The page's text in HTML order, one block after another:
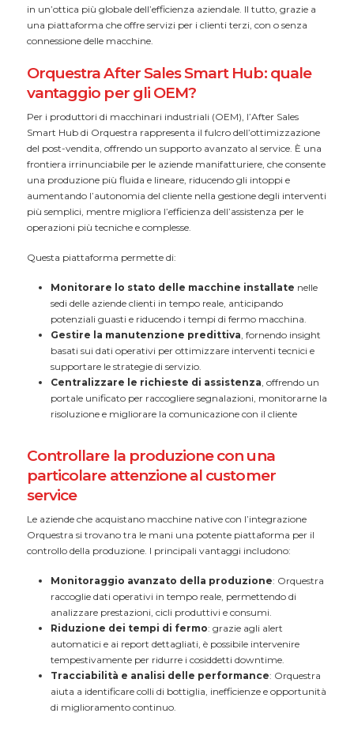
in un’ottica più globale dell’efficienza aziendale. Il tutto, grazie a
una piattaforma che offre servizi per i clienti terzi, con o senza
connessione delle macchine.
Orquestra After Sales Smart Hub: quale
vantaggio per gli OEM?
Per i produttori di macchinari industriali (OEM), l’After Sales
Smart Hub di Orquestra rappresenta il fulcro dell’ottimizzazione
del post-vendita, offrendo un supporto avanzato al service. È una
frontiera irrinunciabile per le aziende manifatturiere, che consente
una produzione più fluida e lineare, riducendo gli intoppi e
aumentando l’autonomia del cliente nella gestione degli interventi
più semplici, mentre migliora l’efficienza dell’assistenza per le
operazioni più tecniche e complesse.
Questa piattaforma permette di:
Monitorare lo stato delle macchine installate nelle
sedi delle aziende clienti in tempo reale, anticipando
potenziali guasti e riducendo i tempi di fermo macchina.
Gestire la manutenzione predittiva , fornendo insight
basati sui dati operativi per ottimizzare interventi tecnici e
supportare le strategie di servizio.
Centralizzare le richieste di assistenza , offrendo un
portale unificato per raccogliere segnalazioni, monitorarne la
risoluzione e migliorare la comunicazione con il cliente
Controllare la produzione con una
particolare attenzione al customer
service
Le aziende che acquistano macchine native con l’integrazione
Orquestra si trovano tra le mani una potente piattaforma per il
controllo della produzione. I principali vantaggi includono:
Monitoraggio avanzato della produzione: Orquestra
raccoglie dati operativi in tempo reale, permettendo di
analizzare prestazioni, cicli produttivi e consumi.
Riduzione dei tempi di fermo: grazie agli alert
automatici e ai report dettagliati, è possibile intervenire
tempestivamente per ridurre i cosiddetti downtime.
Tracciabilità e analisi delle performance: Orquestra
aiuta a identificare colli di bottiglia, inefficienze e opportunità
di miglioramento continuo.